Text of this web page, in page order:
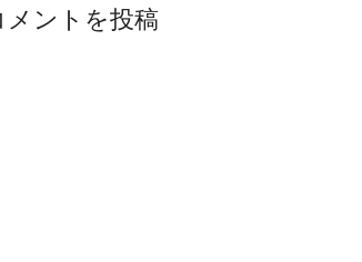
メントを投稿